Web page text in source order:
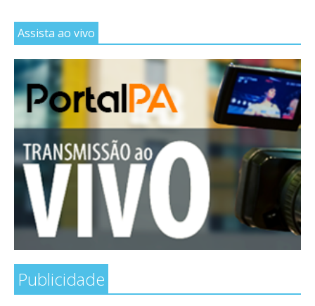
Assista ao vivo
Publicidade